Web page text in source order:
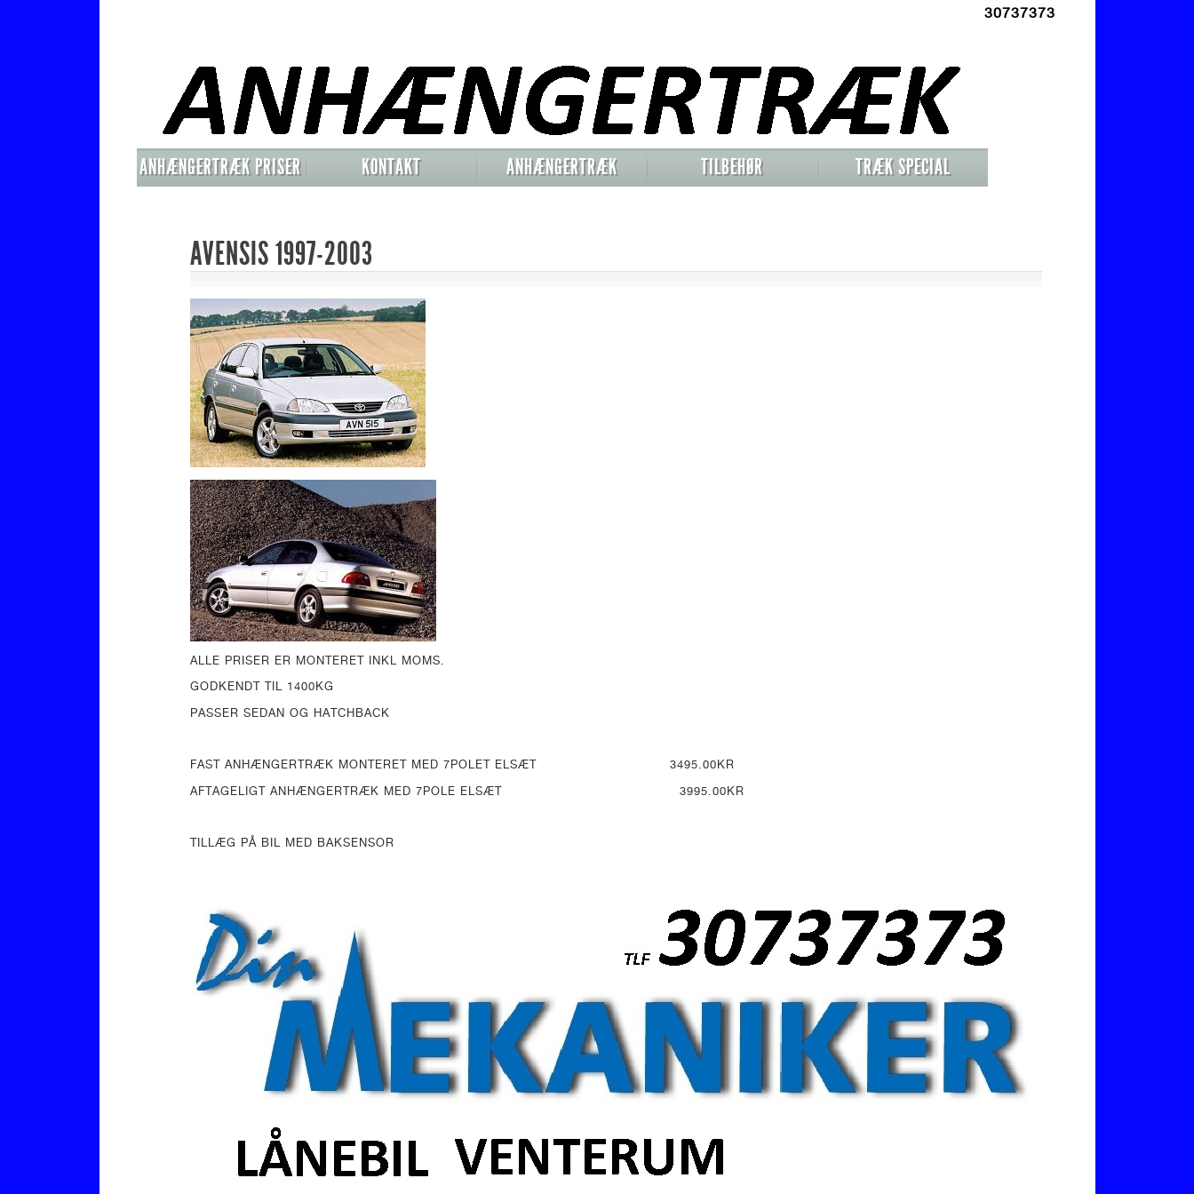
30737373
ANHÆNGERTRÆK PRISER
KONTAKT ANHÆNGERTRÆK TILBEHØR TRÆK SPECIAL
AVENSIS 1997-2003
ALLE PRISER ER MONTERET INKL MOMS.
GODKENDT TIL 1400KG
PASSER SEDAN OG HATCHBACK
FAST ANHÆNGERTRÆK MONTERET MED 7POLET ELSÆT 3495.00KR
AFTAGELIGT ANHÆNGERTRÆK MED 7POLE ELSÆT 3995.00KR
TILLÆG PÅ BIL MED BAKSENSOR